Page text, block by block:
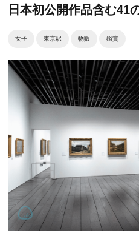
日本初公開作品含む41
女子 東京駅 物販 鑑賞